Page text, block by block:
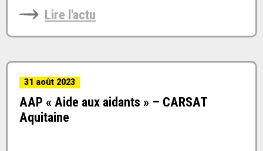
Lire l'actu
31 août 2023
AAP « Aide aux aidants » – CARSAT
Aquitaine